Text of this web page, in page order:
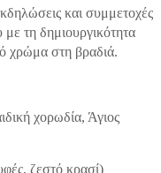
και συμμετοχές
τη δημιουργικότητα
χρώμα στη βραδιά.
χορωδία, Άγιος
ζεστό κρασί)